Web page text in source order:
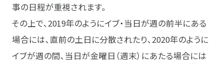
事の日程が重視されます。
その上で、2019年のようにイブ・当日が週の前半にある
場合には、直前の土日に分散されたり、2020年のように
イブが週の間、当日が金曜日（週末）にあたる場合には